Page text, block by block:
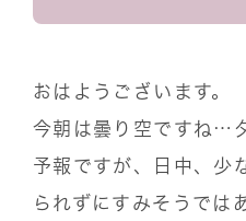
おはようございます。
今朝は曇り空ですね…
予報ですが、日中、少
られずにすみそうでは